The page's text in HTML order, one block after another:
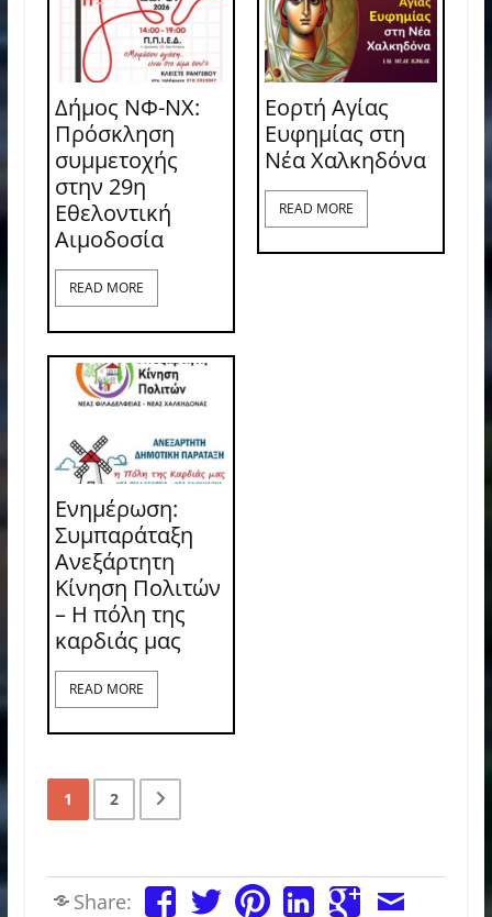
Δήμος ΝΦ-ΝΧ:
Πρόσκληση
συμμετοχής
στην 29η
Εθελοντική
Αιμοδοσία
READ MORE
Εορτή Αγίας
Ευφημίας στη
Νέα Χαλκηδόνα
READ MORE
Ενημέρωση:
Συμπαράταξη
Ανεξάρτητη
Κίνηση Πολιτών
– Η πόλη της
καρδιάς μας
READ MORE
1 2
Share: